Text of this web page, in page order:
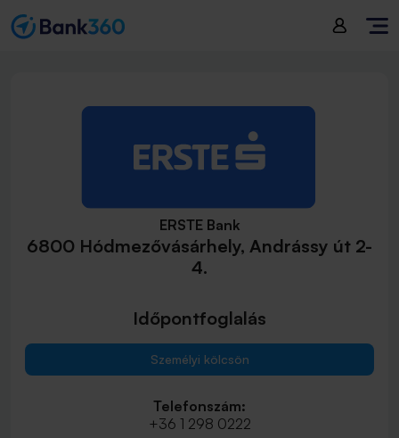
ERSTE Bank
6800 Hódmezővásárhely, Andrássy út 2-
4.
Időpontfoglalás
Személyi kölcsön
Telefonszám:
+36 1 298 0222